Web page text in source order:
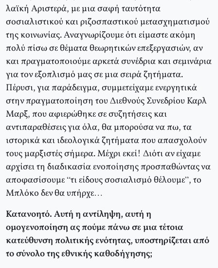
λαϊκή Αριστερά, με μια σαφή ταυτότητα
σοσιαλιστικού και ριζοσπαστικού μετασχηματισμού
της κοινωνίας. Αναγνωρίζουμε ότι είμαστε ακόμη
πολύ πίσω σε θέματα θεωρητικών επεξεργασιών, αν
και πραγματοποιούμε αρκετά συνέδρια και σεμινάρια
για τον εξοπλισμό μας σε μια σειρά ζητήματα.
Πέρυσι, για παράδειγμα, συμμετείχαμε ενεργητικά
στην πραγματοποίηση του Διεθνούς Συνεδρίου Καρλ
Μαρξ, που αφιερώθηκε σε συζητήσεις και
αντιπαραθέσεις για όλα, θα μπορούσα να πω, τα
ιστορικά και ιδεολογικά ζητήματα που απασχολούν
τους μαρξιστές σήμερα. Μέχρι εκεί! Διότι αν είχαμε
αρχίσει τη διαδικασία ενοποίησης προσπαθώντας να
αποφασίσουμε “τι είδους σοσιαλισμό θέλουμε”, το
Μπλόκο δεν θα υπήρχε…
Κατανοητό. Αυτή η αντίληψη, αυτή η
ομογενοποίηση ας πούμε πάνω σε μια τέτοια
κατεύθυνση πολιτικής ενότητας, υποστηρίζεται από
το σύνολο της εθνικής καθοδήγησης;